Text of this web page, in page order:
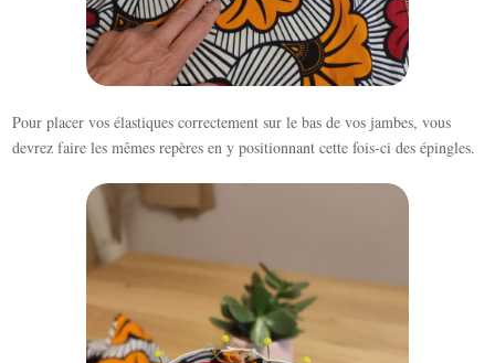
Pour placer vos élastiques correctement sur le bas de vos jambes, vous
devrez faire les mêmes repères en y positionnant cette fois-ci des épingles.